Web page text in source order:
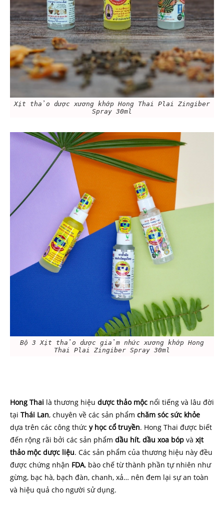
Xịt thảo dược xương khớp Hong Thai Plai Zingiber
Spray 30ml
Bộ 3 Xịt thảo dược giảm nhức xương khớp Hong
Thai Plai Zingiber Spray 30ml
Hong Thai là thương hiệu dược thảo mộc nổi tiếng và lâu đời
tại Thái Lan, chuyên về các sản phẩm chăm sóc sức khỏe
dựa trên các công thức y học cổ truyền. Hong Thai được biết
đến rộng rãi bởi các sản phẩm dầu hít, dầu xoa bóp và xịt
thảo mộc dược liệu. Các sản phẩm của thương hiệu này đều
được chứng nhận FDA, bào chế từ thành phần tự nhiên như
gừng, bạc hà, bạch đàn, chanh, xả… nên đem lại sự an toàn
và hiệu quả cho người sử dụng.